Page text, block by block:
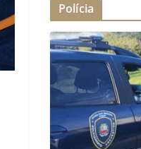
Polícia